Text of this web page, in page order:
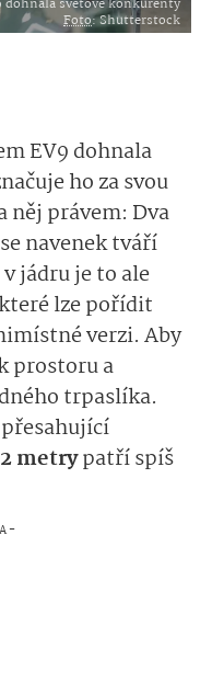
Foto: Shutterstock
EV9 dohnala
ho za svou
něj právem: Dva
navenek tváří
jádru je to ale
lze pořídit
verzi. Aby
prostoru a
trpaslíka.
metrypatří spíš